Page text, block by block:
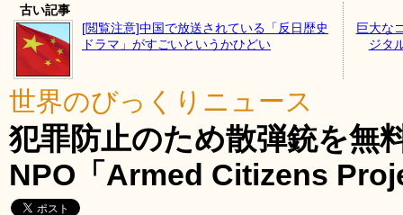
古い記事
[閲覧注意]中国で放送されている「反日歴史
ドラマ」がすごいというかひどい
巨大な
ジタ
世界のびっくりニュース
犯罪防止のため散弾銃を無
NPO「Armed Citizens